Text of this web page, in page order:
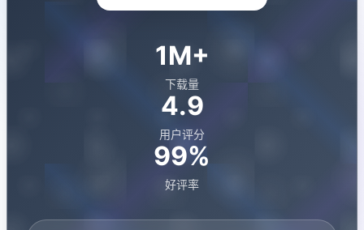
1M+
下载量
4.9
用户评分
99%
好评率